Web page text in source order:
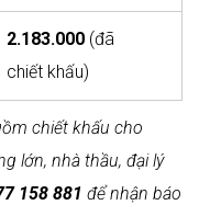
2.183.000 (đã
chiết khấu)
chiết khấu cho
lớn, nhà thầu, đại lý
158 881 để nhận báo